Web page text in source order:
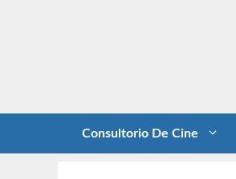
Consultorio De Cine